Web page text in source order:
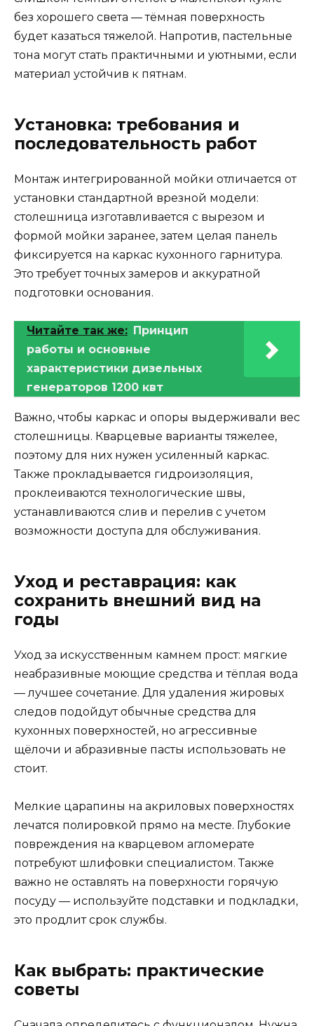
без хорошего света — тёмная поверхность
будет казаться тяжелой. Напротив, пастельные
тона могут стать практичными и уютными, если
материал устойчив к пятнам.
Установка: требования и
последовательность работ
Монтаж интегрированной мойки отличается от
установки стандартной врезной модели:
столешница изготавливается с вырезом и
формой мойки заранее, затем целая панель
фиксируется на каркас кухонного гарнитура.
Это требует точных замеров и аккуратной
подготовки основания.
Читайте так же: Принцип
работы и основные
характеристики дизельных
генераторов 1200 квт
Важно, чтобы каркас и опоры выдерживали вес
столешницы. Кварцевые варианты тяжелее,
поэтому для них нужен усиленный каркас.
Также прокладывается гидроизоляция,
проклеиваются технологические швы,
устанавливаются слив и перелив с учетом
возможности доступа для обслуживания.
Уход и реставрация: как
сохранить внешний вид на
годы
Уход за искусственным камнем прост: мягкие
неабразивные моющие средства и тёплая вода
— лучшее сочетание. Для удаления жировых
следов подойдут обычные средства для
кухонных поверхностей, но агрессивные
щёлочи и абразивные пасты использовать не
стоит.
Мелкие царапины на акриловых поверхностях
лечатся полировкой прямо на месте. Глубокие
повреждения на кварцевом агломерате
потребуют шлифовки специалистом. Также
важно не оставлять на поверхности горячую
посуду — используйте подставки и подкладки,
это продлит срок службы.
Как выбрать: практические
советы